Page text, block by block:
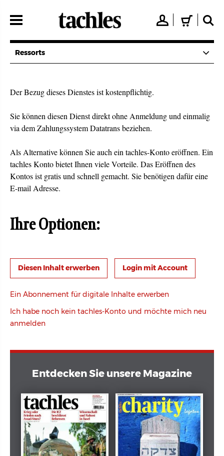
zum
👤 🛒 🔍
Ressorts
Der Bezug dieses Dienstes ist kostenpflichtig.
Sie können diesen Dienst direkt ohne Anmeldung und einmalig
via dem Zahlungssystem Datatrans beziehen.
Als Alternative können Sie auch ein tachles-Konto eröffnen. Ein
tachles Konto bietet Ihnen viele Vorteile. Das Eröffnen des
Kontos ist gratis und schnell gemacht. Sie benötigen dafür eine
E-mail Adresse.
Ihre Optionen:
Login mit Account
Ein Abonnement für digitale Inhalte erwerben
Ich habe noch kein tachles-Konto und möchte mich neu
anmelden
Entdecken Sie unsere Magazine